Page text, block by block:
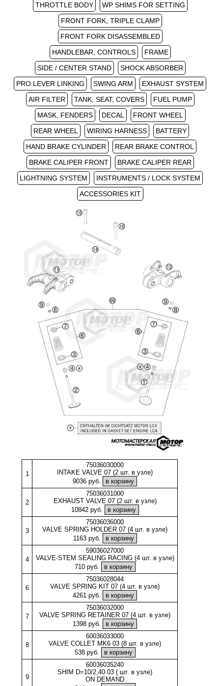
THROTTLE BODY
WP SHIMS FOR SETTING
FRONT FORK, TRIPLE CLAMP
FRONT FORK DISASSEMBLED
HANDLEBAR, CONTROLS
FRAME
SIDE / CENTER STAND
SHOCK ABSORBER
PRO LEVER LINKING
SWING ARM
EXHAUST SYSTEM
AIR FILTER
TANK, SEAT, COVERS
FUEL PUMP
MASK, FENDERS
DECAL
FRONT WHEEL
REAR WHEEL
WIRING HARNESS
BATTERY
HAND BRAKE CYLINDER
REAR BRAKE CONTROL
BRAKE CALIPER FRONT
BRAKE CALIPER REAR
LIGHTNING SYSTEM
INSTRUMENTS / LOCK SYSTEM
ACCESSORIES KIT
1
75036030000
INTAKE VALVE 07 (2 шт. в узле)
9036 руб.
2
75036031000
EXHAUST VALVE 07 (2 шт. в узле)
10842 руб.
3
75036036000
VALVE SPRING HOLDER 07 (4 шт. в узле)
1163 руб.
4
59036027000
VALVE-STEM SEALING RACING (4 шт. в узле)
710 руб.
6
75036028044
VALVE SPRING KIT 07 (4 шт. в узле)
4261 руб.
7
75036032000
VALVE SPRING RETAINER 07 (4 шт. в узле)
1398 руб.
8
60036033000
VALVE COLLET MK6 03 (8 шт. в узле)
538 руб.
9
60036035240
SHIM D=10/2,40 03 ( шт. в узле)
ON DEMAND